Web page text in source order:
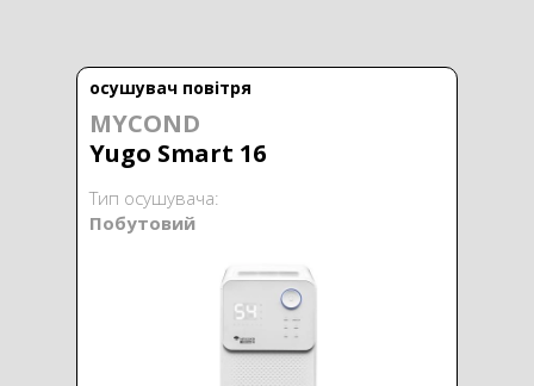
осушувач повітря
MYCOND
Yugo Smart 16
Тип осушувача:
Побутовий